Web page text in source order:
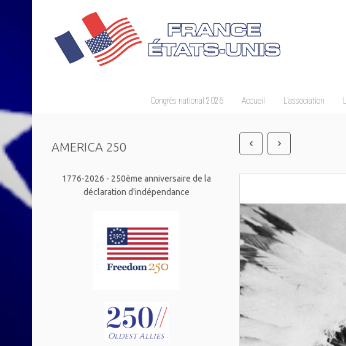
Congrès national 2026 Accueil L’association
AMERICA 250
1776-2026 - 250ème anniversaire de la
déclaration d'indépendance